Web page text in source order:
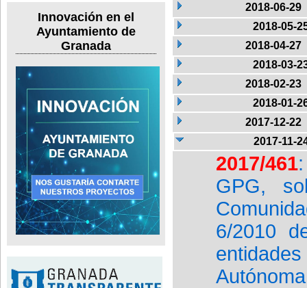
Innovación en el
Ayuntamiento de
Granada
2018-06-29
2018-05-
2018-04-27
2018-03-
2018-02-23
2018-01-
2017-12-22
2017-11-
2017/461
GPG,
6/2010